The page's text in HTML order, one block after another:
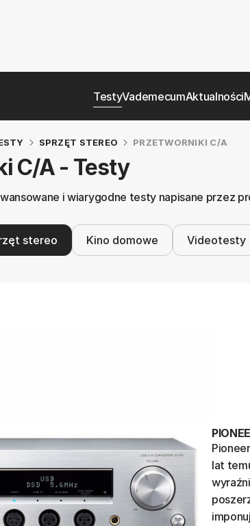
TestyVademecumAktualności
SPRZĘT STEREO PRZETWORNIKI C/A
C/A - Testy
i wiarygodne testy napisane przez
stereo Kino domowe Videotesty
lat